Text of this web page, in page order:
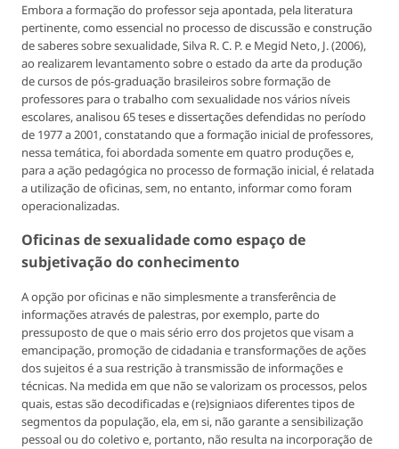
Embora a formação do professor seja apontada, pela literatura
pertinente, como essencial no processo de discussão e construção
de saberes sobre sexualidade, Silva R. C. P. e Megid Neto, J. (2006),
ao realizarem levantamento sobre o estado da arte da produção
de cursos de pós-graduação brasileiros sobre formação de
professores para o trabalho com sexualidade nos vários níveis
escolares, analisou 65 teses e dissertações defendidas no período
de 1977 a 2001, constatando que a formação inicial de professores,
nessa temática, foi abordada somente em quatro produções e,
para a ação pedagógica no processo de formação inicial, é relatada
a utilização de oficinas, sem, no entanto, informar como foram
operacionalizadas.
Oficinas de sexualidade como espaço de
subjetivação do conhecimento
A opção por oficinas e não simplesmente a transferência de
informações através de palestras, por exemplo, parte do
pressuposto de que o mais sério erro dos projetos que visam a
emancipação, promoção de cidadania e transformações de ações
dos sujeitos é a sua restrição à transmissão de informações e
técnicas. Na medida em que não se valorizam os processos, pelos
quais, estas são decodificadas e (re)signiaos diferentes tipos de
segmentos da população, ela, em si, não garante a sensibilização
pessoal ou do coletivo e, portanto, não resulta na incorporação de